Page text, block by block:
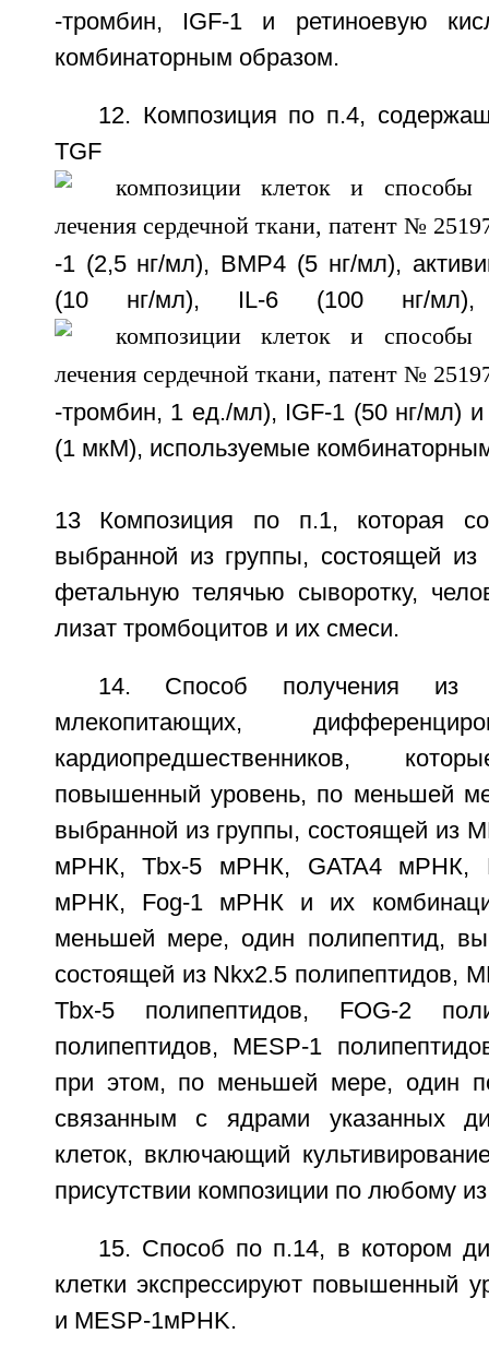
-тромбин, IGF-1 и ретиноевую
комбинаторным образом.
12. Композиция по п.4,
TGF
-1 (2,5 нг/мл), ВМР4 (5 нг/мл),
(10 нг/мл), IL-6 (100 нг/
-тромбин, 1 ед./мл), IGF-1 (50 нг/мл) и
(1 мкМ), используемые
13 Композиция по п.1, которая
выбранной из группы, состоящей
фетальную телячью сыворотку,
лизат тромбоцитов и их смеси.
14. Способ получения из
млекопитающих,
кардиопредшественников,
повышенный уровень, по меньшей
выбранной из группы, состоящей из
мРНК, Tbx-5 мРНК, GATA4 мРНК,
мРНК, Fog-1 мРНК и их
меньшей мере, один полипептид,
состоящей из Nkx2.5 полипептидов,
Tbx-5 полипептидов, FOG-2
полипептидов, MESP-1
при этом, по меньшей мере, один
связанным с ядрами указанных
клеток, включающий
присутствии композиции по любому
15. Способ по п.14, в котором
клетки экспрессируют повышенный
и MESP-1мPHK.